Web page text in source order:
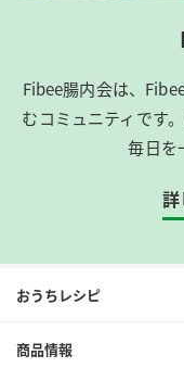
Fibee腸内会は、​
むコミュニティです
毎日を
詳
おうちレシピ
商品情報